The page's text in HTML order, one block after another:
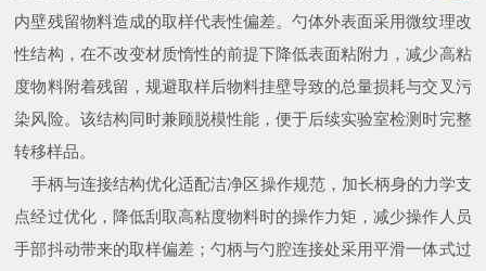
内壁残留物料造成的取样代表性偏差。勺体外表面采用微纹理改
性结构，在不改变材质惰性的前提下降低表面粘附力，减少高粘
度物料附着残留，规避取样后物料挂壁导致的总量损耗与交叉污
染风险。该结构同时兼顾脱模性能，便于后续实验室检测时完整
转移样品。
手柄与连接结构优化适配洁净区操作规范，加长柄身的力学支
点经过优化，降低刮取高粘度物料时的操作力矩，减少操作人员
手部抖动带来的取样偏差；勺柄与勺腔连接处采用平滑一体式过